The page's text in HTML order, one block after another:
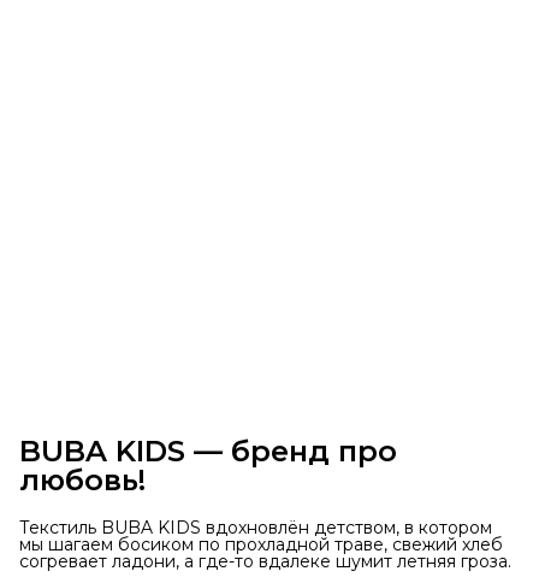
BUBA KIDS — бренд про
любовь!
Текстиль BUBA KIDS вдохновлён детством, в котором
мы шагаем босиком по прохладной траве, свежий хлеб
согревает ладони, а где-то вдалеке шумит летняя гроза.